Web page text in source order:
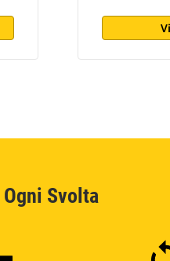
Svolta